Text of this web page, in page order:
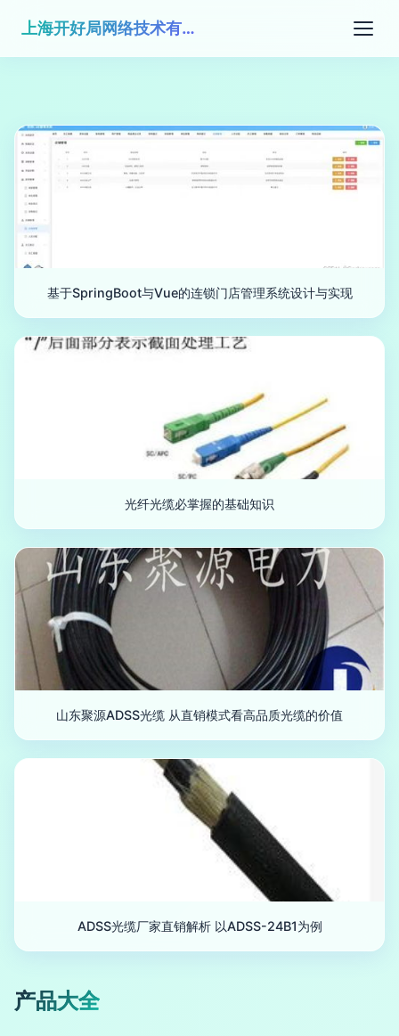
上海开好局网络技术有限公司
基于SpringBoot与Vue的连锁门店管理系统设计与实现
光纤光缆必掌握的基础知识
山东聚源ADSS光缆 从直销模式看高品质光缆的价值
ADSS光缆厂家直销解析 以ADSS-24B1为例
产品大全